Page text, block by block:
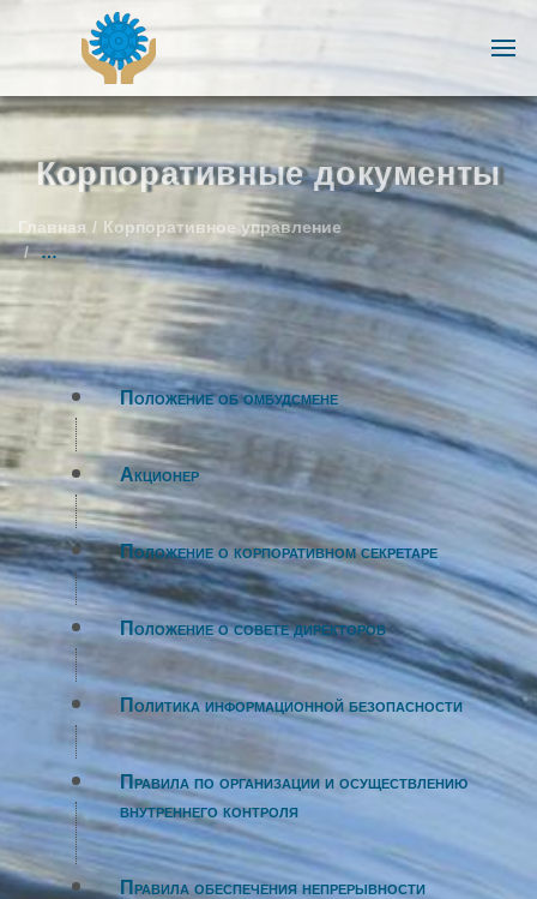
Корпоративные документы
Главная
Корпоративное управление
Корпоративные документы
Положение об омбудсмене
Акционер
Положение о корпоративном секретаре
Положение о совете директоров
Политика информационной безопасности
Правила по организации и осуществлению
внутреннего контроля
Правила обеспечения непрерывности